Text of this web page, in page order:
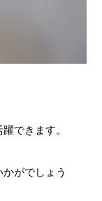
できます。
がでしょう